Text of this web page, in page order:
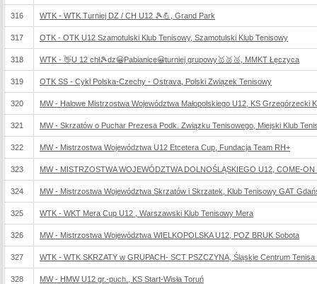
316 WTK - WTK Turniej DZ / CH U12 🎾💪, Grand Park
317 OTK - OTK U12 Szamotulski Klub Tenisowy, Szamotulski Klub Tenisowy
318 WTK - 👋U 12 chł🎾dz😀Pabianice😀turniej grupowy🥇🥈🥉, MMKT Łęczyca
319 OTK SS - Cykl Polska-Czechy - Ostrava, Polski Związek Tenisowy
320 MW - Halowe Mistrzostwa Województwa Małopolskiego U12, KS Grzegórzecki
321 MW - Skrzatów o Puchar Prezesa Podk. Związku Tenisowego, Miejski Klub
322 MW - Mistrzostwa Województwa U12 Etcetera Cup, Fundacja Team RH+
323 MW - MISTRZOSTWA WOJEWÓDZTWA DOLNOŚLĄSKIEGO U12, COME-
324 MW - Mistrzostwa Województwa Skrzatów i Skrzatek, Klub Tenisowy GAT
325 WTK - WKT Mera Cup U12 , Warszawski Klub Tenisowy Mera
326 MW - Mistrzostwa Województwa WIELKOPOLSKA U12, POZ BRUK Sobota
327 WTK - WTK SKRZATY w GRUPACH- SCT PSZCZYNA, Śląskie Centrum
328 MW - HMW U12 gr.-puch., KS Start-Wisła Toruń